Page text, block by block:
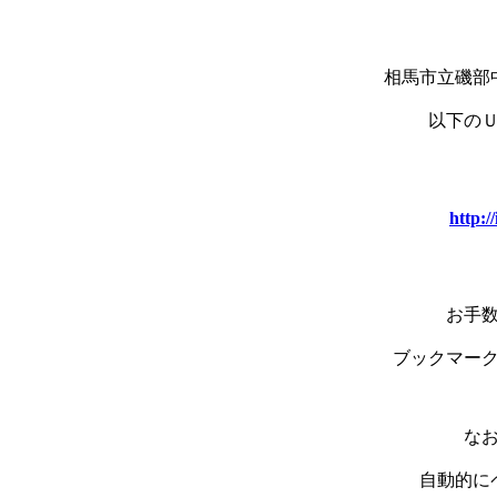
相馬市立磯部
以下の
http://
お手
ブックマー
な
自動的に